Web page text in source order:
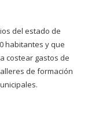
del estado de
habitantes y que
costear gastos de
de formación